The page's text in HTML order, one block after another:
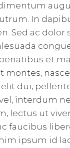
In
Sed ac dolor
et
montes,
elit dui,
interdum
lectus ut
faucibus
ipsum id